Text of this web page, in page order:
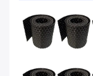
цену